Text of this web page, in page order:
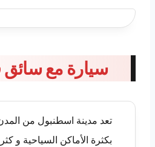
سيارة مع
تعد مدينة اسطنبول من المدن
بكثرة الأماكن السياحية و